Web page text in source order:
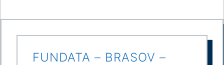
FUNDATA – BRASOV –